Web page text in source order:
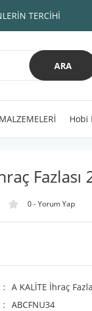
TERCİHİ
ARA
Hobi
Fazlası
0 - Yorum Yap
A KALİTE İhraç
ABCFNU34